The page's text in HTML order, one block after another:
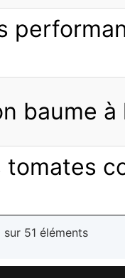
baume à
tomates
51 éléments